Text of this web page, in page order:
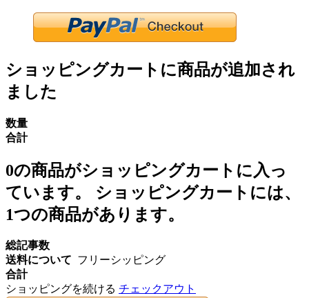
ショッピングカートに商品が追加され
ました
数量
合計
0の商品がショッピングカートに入っ
ています。 ショッピングカートには、
1つの商品があります。
総記事数
送料について フリーシッピング
合計
ショッピングを続ける チェックアウト